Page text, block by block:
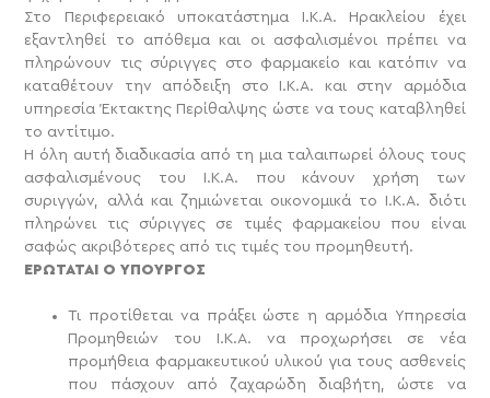
Στο Περιφερειακό υποκατάστημα Ι.Κ.Α. Ηρακλείου έχει
εξαντληθεί το απόθεμα και οι ασφαλισμένοι πρέπει να
πληρώνουν τις σύριγγες στο φαρμακείο και κατόπιν να
καταθέτουν την απόδειξη στο Ι.Κ.Α. και στην αρμόδια
υπηρεσία Έκτακτης Περίθαλψης ώστε να τους καταβληθεί
το αντίτιμο.
Η όλη αυτή διαδικασία από τη μια ταλαιπωρεί όλους τους
ασφαλισμένους του Ι.Κ.Α. που κάνουν χρήση των
συριγγών, αλλά και ζημιώνεται οικονομικά το Ι.Κ.Α. διότι
πληρώνει τις σύριγγες σε τιμές φαρμακείου που είναι
σαφώς ακριβότερες από τις τιμές του προμηθευτή.
ΕΡΩΤΑΤΑΙ Ο ΥΠΟΥΡΓΟΣ
Τι προτίθεται να πράξει ώστε η αρμόδια Υπηρεσία
Προμηθειών του Ι.Κ.Α. να προχωρήσει σε νέα
προμήθεια φαρμακευτικού υλικού για τους ασθενείς
που πάσχουν από ζαχαρώδη διαβήτη, ώστε να